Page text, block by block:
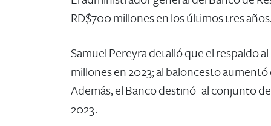
RD$700 millones en los últimos tres
Samuel Pereyra detalló que el respaldo
millones en 2023; al baloncesto aumentó
Además, el Banco destinó -al conjunto
2023.